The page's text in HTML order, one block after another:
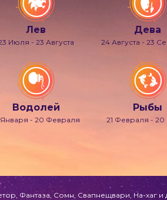
Лев
Июля - 23 Августа
Дева
24 Августа - 23
Водолей
Января - 20 Февраля
Рыбы
21 Февраля - 20
Фантаза, Сомн, Свапнещвари, На-хаг и